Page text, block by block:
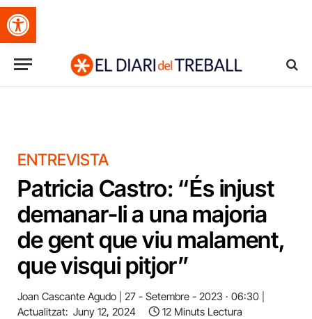
Obre la barra d'eines
ENTREVISTA
Patricia Castro: “És injust
demanar-li a una majoria
de gent que viu malament,
que visqui pitjor”
Joan Cascante Agudo
27 - Setembre - 2023 · 06:30
Actualitzat: Juny 12, 2024 12 Minuts Lectura